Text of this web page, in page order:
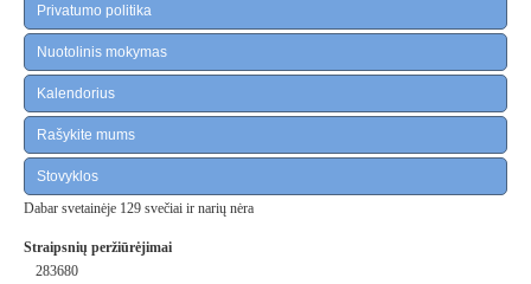
Privatumo politika
Nuotolinis mokymas
Kalendorius
Rašykite mums
Stovyklos
Dabar svetainėje 129 svečiai ir narių nėra
Straipsnių peržiūrėjimai
283680